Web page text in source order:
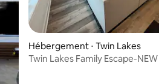
: 5 sur 5
Hébergement ⋅ Twin Lakes
Twin Lakes Family Escape-